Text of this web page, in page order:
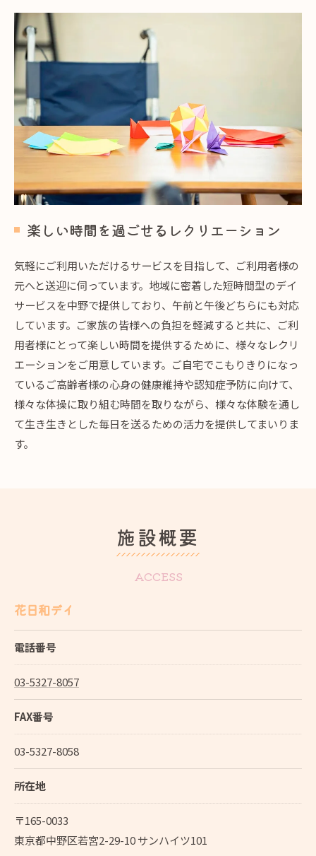
楽しい時間を過ごせるレクリエーション
気軽にご利用いただけるサービスを目指して、ご利用者様の
元へと送迎に伺っています。地域に密着した短時間型のデイ
サービスを中野で提供しており、午前と午後どちらにも対応
しています。ご家族の皆様への負担を軽減すると共に、ご利
用者様にとって楽しい時間を提供するために、様々なレクリ
エーションをご用意しています。ご自宅でこもりきりになっ
ているご高齢者様の心身の健康維持や認知症予防に向けて、
様々な体操に取り組む時間を取りながら、様々な体験を通し
て生き生きとした毎日を送るための活力を提供してまいりま
す。
施設概要
ACCESS
花日和デイ
電話番号
03-5327-8057
FAX番号
03-5327-8058
所在地
〒165-0033
東京都中野区若宮2-29-10 サンハイツ101